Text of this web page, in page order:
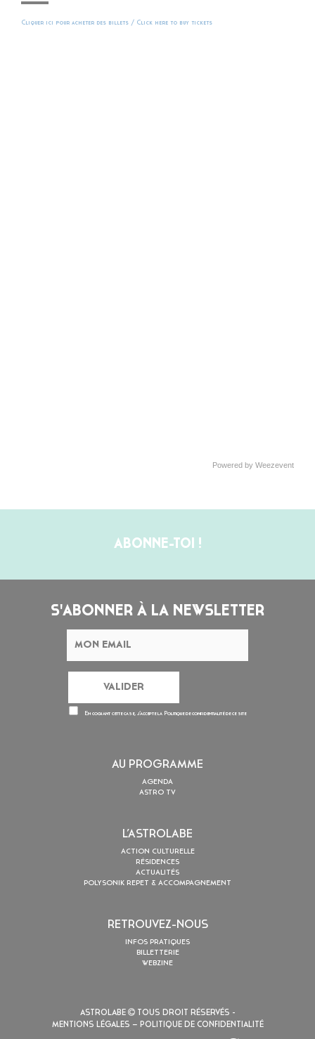
Cliquer ici pour acheter des billets / Click here to buy tickets
Powered by Weezevent
ABONNE-TOI !
S'ABONNER À LA NEWSLETTER
En cochant cette case, j’accepte la Politique de confidentialitéde ce site
AU PROGRAMME
AGENDA
ASTRO TV
L’ASTROLABE
ACTION CULTURELLE
RÉSIDENCES
ACTUALITÉS
POLYSONIK REPET & ACCOMPAGNEMENT
RETROUVEZ-NOUS
INFOS PRATIQUES
BILLETTERIE
WEBZINE
ASTROLABE
TOUS DROIT RÉSERVÉS -
MENTIONS LÉGALES – POLITIQUE DE CONFIDENTIALITÉ